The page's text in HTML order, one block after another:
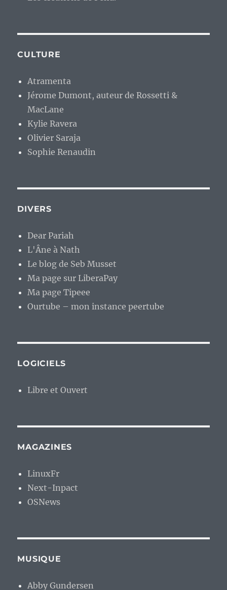
CULTURE
Atramenta
Jérome Dumont, auteur de Rossetti &
MacLane
Kylie Ravera
Olivier Saraja
Sophie Renaudin
DIVERS
Dear Pariah
L'Âne à Nath
Le blog de Seb Musset
Ma page sur LiberaPay
Ma page Tipeee
Ourtube – mon instance peertube
LOGICIELS
Libre et Ouvert
MAGAZINES
LinuxFr
Next-Inpact
OSNews
MUSIQUE
Abby Gundersen